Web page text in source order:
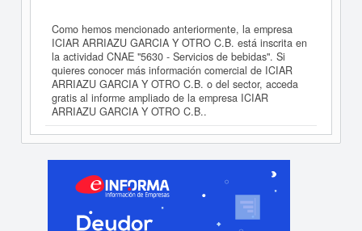
Como hemos mencionado anteriormente, la empresa
ICIAR ARRIAZU GARCIA Y OTRO C.B. está inscrita en
la actividad CNAE "5630 - Servicios de bebidas". Si
quieres conocer más información comercial de ICIAR
ARRIAZU GARCIA Y OTRO C.B. o del sector, acceda
gratis al informe ampliado de la empresa ICIAR
ARRIAZU GARCIA Y OTRO C.B..